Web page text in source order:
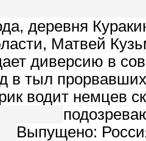
деревня
Матвей
диверсию в
в тыл
водит немцев
Выпущено: